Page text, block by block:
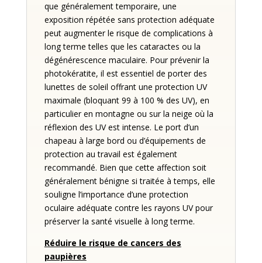
que généralement temporaire, une
exposition répétée sans protection adéquate
peut augmenter le risque de complications à
long terme telles que les cataractes ou la
dégénérescence maculaire. Pour prévenir la
photokératite, il est essentiel de porter des
lunettes de soleil offrant une protection UV
maximale (bloquant 99 à 100 % des UV), en
particulier en montagne ou sur la neige où la
réflexion des UV est intense. Le port d’un
chapeau à large bord ou d’équipements de
protection au travail est également
recommandé. Bien que cette affection soit
généralement bénigne si traitée à temps, elle
souligne l’importance d’une protection
oculaire adéquate contre les rayons UV pour
préserver la santé visuelle à long terme.
Réduire le risque de cancers des
paupières